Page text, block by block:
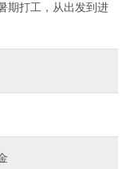
期打工，从出发到进